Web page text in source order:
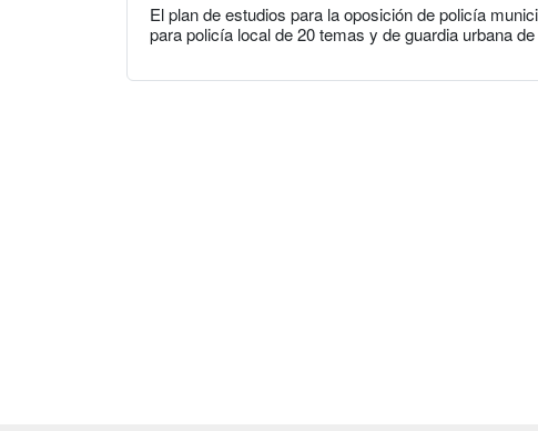
El plan de estudios para la oposición de policía
para policía local de 20 temas y de guardia urbana